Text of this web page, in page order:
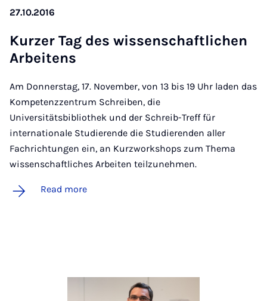
27.10.2016
Kur­zer Tag des wis­senschaft­lichen
Arbeitens
Am Donnerstag, 17. November, von 13 bis 19 Uhr laden das
Kompetenzzentrum Schreiben, die
Universitätsbibliothek und der Schreib-Treff für
internationale Studierende die Studierenden aller
Fachrichtungen ein, an Kurzworkshops zum Thema
wissenschaftliches Arbeiten teilzunehmen.
Read more